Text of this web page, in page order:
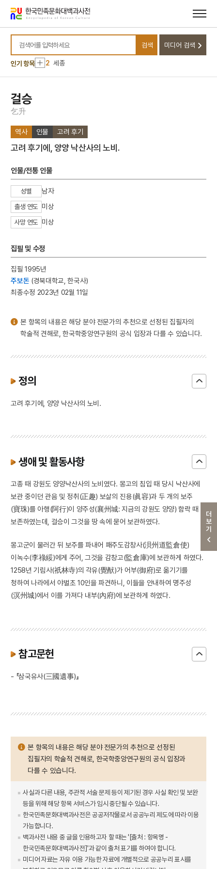
바로가기
바로가기
검색어를 입력하세요
검색 미디어 검색
인기 항목
10 지방교부세
1 금성대군
2 세종
3 구비문학
7
사신도
8
세조
10 지방교부세
1 금성대군
2
3 구비문학
6
7 사신도
8 세조
10 지방교부세
더보기
걸승
乞升
역사 인물 고려 후기
고려 후기에, 양양 낙산사의 노비.
인물/전통 인물
성별 남자
출생 연도 미상
사망 연도 미상
집필 및 수정
집필 1995년
주보돈 (경북대학교, 한국사)
최종수정 2023년 02월 11일
본 항목의 내용은 해당 분야 전문가의 추천으로 선정된 집필자의
학술적 견해로, 한국학중앙연구원의 공식 입장과 다를 수 있습니다.
정의
고려 후기에, 양양 낙산사의 노비.
생애 및 활동사항
고종 때 강원도 양양낙산사의 노비였다. 몽고의 침입 때 당시 낙산사에
보관 중이던 관음 및 정취(正趣) 보살의 진용(眞容)과 두 개의 보주
(寶珠)를 아행(阿行)이 양주성(襄州城: 지금의 강원도 양양) 함락 때
보존하였는데, 걸승이 그것을 땅 속에 묻어 보관하였다.
몽고군이 물러간 뒤 보주를 파내어 패주도감창사(浿州道監倉使)
이녹수(李祿綏)에게 주어, 그것을 감창고(監倉庫)에 보관하게 하였다.
1258년 기림사(祇林寺)의 각유(覺猷)가 어부(御府)로 옮기기를
청하여 나라에서 야벌초 10인을 파견하니, 이들을 안내하여 명주성
(溟州城)에서 이를 가져다 내부(內府)에 보관하게 하였다.
참고문헌
- 『삼국유사(三國遺事)』
본 항목의 내용은 해당 분야 전문가의 추천으로 선정된
집필자의 학술적 견해로, 한국학중앙연구원의 공식 입장과
다를 수 있습니다.
사실과 다른 내용, 주관적 서술 문제 등이 제기된 경우 사실 확인 및 보완
등을 위해 해당 항목 서비스가 임시 중단될 수 있습니다.
한국민족문화대백과사전은 공공저작물로서 공공누리 제도에 따라 이용
가능합니다.
백과사전 내용 중 글을 인용하고자 할 때는 '[출처 : 항목명 -
한국민족문화대백과사전]'과 같이 출처 표기를 하여야 합니다.
미디어 자료는 자유 이용 가능한 자료에 개별적으로 공공누리 표시를